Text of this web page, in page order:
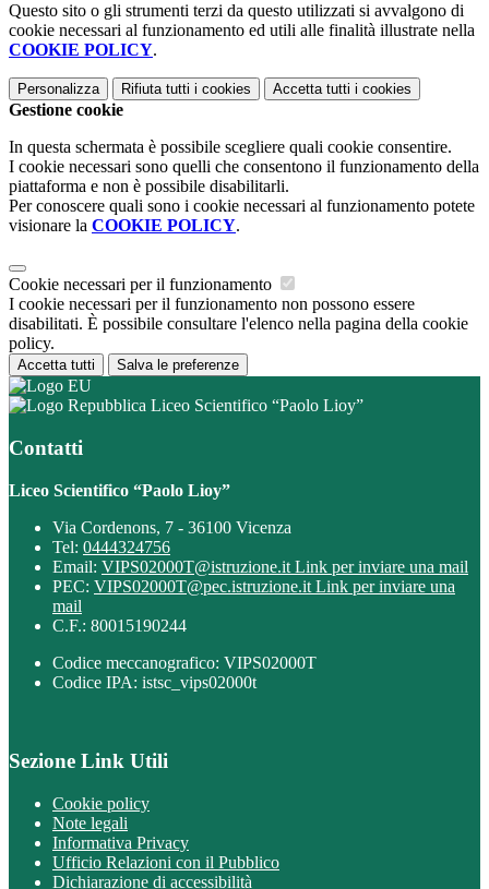
Questo sito o gli strumenti terzi da questo utilizzati si avvalgono di
cookie necessari al funzionamento ed utili alle finalità illustrate nella
COOKIE POLICY.
Personalizza Rifiuta tutti i cookies Accetta tutti i cookies
Gestione cookie
In questa schermata è possibile scegliere quali cookie consentire.
I cookie necessari sono quelli che consentono il funzionamento della
piattaforma e non è possibile disabilitarli.
Per conoscere quali sono i cookie necessari al funzionamento potete
visionare la COOKIE POLICY.
Cookie necessari per il funzionamento
I cookie necessari per il funzionamento non possono essere
disabilitati. È possibile consultare l'elenco nella pagina della cookie
policy.
Accetta tutti Salva le preferenze
Liceo Scientifico “Paolo Lioy”
Contatti
Liceo Scientifico “Paolo Lioy”
Via Cordenons, 7 - 36100 Vicenza
Tel: 0444324756
Email: VIPS02000T@istruzione.it Link per inviare una mail
PEC: VIPS02000T@pec.istruzione.it Link per inviare una
mail
C.F.: 80015190244
Codice meccanografico: VIPS02000T
Codice IPA: istsc_vips02000t
Sezione Link Utili
Cookie policy
Note legali
Informativa Privacy
Ufficio Relazioni con il Pubblico
Dichiarazione di accessibilità